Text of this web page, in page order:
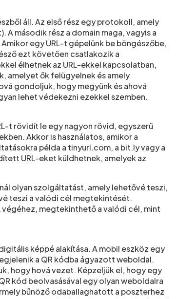
áll. Az első rész egy protokoll, amely
második rész a domain maga, vagyis a
egy URL-t gépelünk be böngészőbe,
ezt követően csatlakozik a
élhetnek az URL-ekkel kapcsolatban,
amelyet ők felügyelnek és amely
gondoljuk, hogy megyünk és ahová
lehet védekezni ezekkel szemben.
t rövidít le egy nagyon rövid, egyszerű
Akkor is használatos, amikor a
példa a tinyurl.com, a bit.ly vagy a
URL-eket küldhetnek, amelyek az
olyan szolgáltatást, amely lehetővé teszi,
teszi a valódi cél megtekintését.
végéhez, megtekinthető a valódi cél, mint
képpé alakítása. A mobil eszköz egy
a QR kódba ágyazott weboldal.
hogy hová vezet. Képzeljük el, hogy egy
kód beolvasásával egy olyan weboldalra
bűnöző odaballaghatott a poszterhez